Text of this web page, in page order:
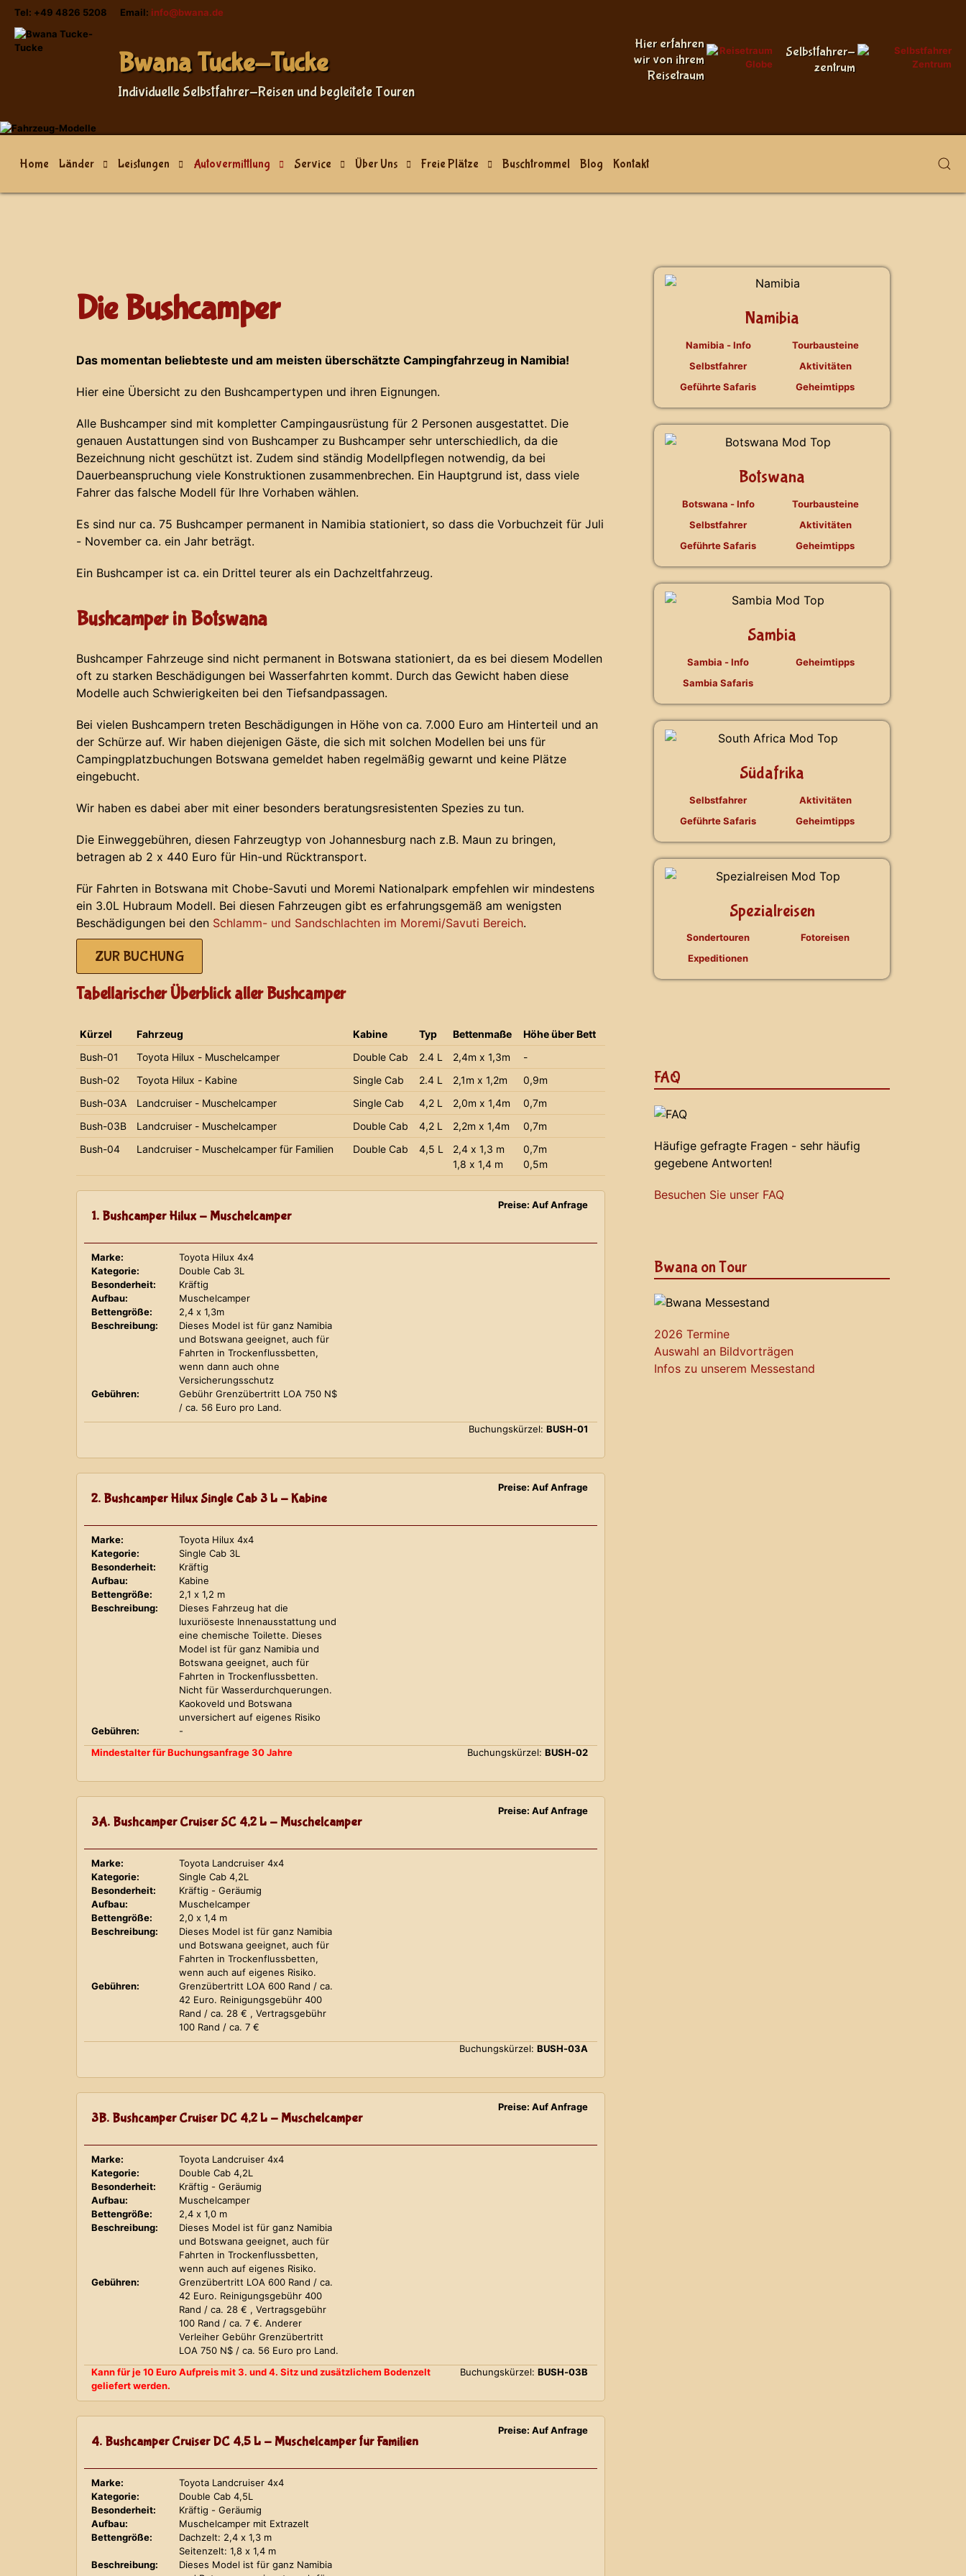
Tel: +49 4826 5208 Email: info@bwana.de
Bwana Tucke-Tucke
Individuelle Selbstfahrer-Reisen und begleitete Touren
Hier erfahren
wir von ihrem
Reisetraum
Selbstfahrer-
zentrum
Home Länder Leistungen Autovermittlung Service Über Uns Freie Plätze Buschtrommel Blog Kontakt
Die Bushcamper
Das momentan beliebteste und am meisten überschätzte Campingfahrzeug in Namibia!
Hier eine Übersicht zu den Bushcampertypen und ihren Eignungen.
Alle Bushcamper sind mit kompletter Campingausrüstung für 2 Personen ausgestattet. Die
genauen Austattungen sind von Bushcamper zu Bushcamper sehr unterschiedlich, da die
Bezeichnung nicht geschützt ist. Zudem sind ständig Modellpflegen notwendig, da bei
Dauerbeanspruchung viele Konstruktionen zusammenbrechen. Ein Hauptgrund ist, dass viele
Fahrer das falsche Modell für Ihre Vorhaben wählen.
Es sind nur ca. 75 Bushcamper permanent in Namibia stationiert, so dass die Vorbuchzeit für Juli
- November ca. ein Jahr beträgt.
Ein Bushcamper ist ca. ein Drittel teurer als ein Dachzeltfahrzeug.
Bushcamper in Botswana
Bushcamper Fahrzeuge sind nicht permanent in Botswana stationiert, da es bei diesem Modellen
oft zu starken Beschädigungen bei Wasserfahrten kommt. Durch das Gewicht haben diese
Modelle auch Schwierigkeiten bei den Tiefsandpassagen.
Bei vielen Bushcampern treten Beschädigungen in Höhe von ca. 7.000 Euro am Hinterteil und an
der Schürze auf. Wir haben diejenigen Gäste, die sich mit solchen Modellen bei uns für
Campingplatzbuchungen Botswana gemeldet haben regelmäßig gewarnt und keine Plätze
eingebucht.
Wir haben es dabei aber mit einer besonders beratungsresistenten Spezies zu tun.
Die Einweggebühren, diesen Fahrzeugtyp von Johannesburg nach z.B. Maun zu bringen,
betragen ab 2 x 440 Euro für Hin-und Rücktransport.
Für Fahrten in Botswana mit Chobe-Savuti und Moremi Nationalpark empfehlen wir mindestens
ein 3.0L Hubraum Modell. Bei diesen Fahrzeugen gibt es erfahrungsgemäß am wenigsten
Beschädigungen bei den Schlamm- und Sandschlachten im Moremi/Savuti Bereich.
ZUR BUCHUNG
Tabellarischer Überblick aller Bushcamper
Kürzel Fahrzeug Kabine Typ Bettenmaße
Höhe über Bett
Bush-01
Toyota Hilux - Muschelcamper Double Cab 2.4 L 2,4m x 1,3m
-
Bush-02
Toyota Hilux - Kabine Single Cab 2.4 L 2,1m x 1,2m
0,9m
Bush-03A
Landcruiser - Muschelcamper Single Cab 4,2 L 2,0m x 1,4m
0,7m
Bush-03B
Landcruiser - Muschelcamper Double Cab 4,2 L 2,2m x 1,4m
0,7m
Bush-04
Landcruiser - Muschelcamper für Familien Double Cab 4,5 L
2,4 x 1,3 m
1,8 x 1,4 m
0,7m
0,5m
1. Bushcamper Hilux - Muschelcamper
Preise: Auf Anfrage
Marke:
Toyota Hilux 4x4
Kategorie:
Double Cab 3L
Besonderheit:
Kräftig
Aufbau:
Muschelcamper
Bettengröße:
2,4 x 1,3m
Beschreibung:
Dieses Model ist für ganz Namibia
und Botswana geeignet, auch für
Fahrten in Trockenflussbetten,
wenn dann auch ohne
Versicherungsschutz
Gebühren:
Gebühr Grenzübertritt LOA 750 N$
/ ca. 56 Euro pro Land.
Buchungskürzel: BUSH-01
2. Bushcamper Hilux Single Cab 3 L - Kabine
Preise: Auf Anfrage
Marke:
Toyota Hilux 4x4
Kategorie:
Single Cab 3L
Besonderheit:
Kräftig
Aufbau:
Kabine
Bettengröße:
2,1 x 1,2 m
Beschreibung:
Dieses Fahrzeug hat die
luxuriöseste Innenausstattung und
eine chemische Toilette. Dieses
Model ist für ganz Namibia und
Botswana geeignet, auch für
Fahrten in Trockenflussbetten.
Nicht für Wasserdurchquerungen.
Kaokoveld und Botswana
unversichert auf eigenes Risiko
Gebühren:
-
Mindestalter für Buchungsanfrage 30 Jahre
Buchungskürzel: BUSH-02
3A. Bushcamper Cruiser SC 4,2 L - Muschelcamper
Preise: Auf Anfrage
Marke:
Toyota Landcruiser 4x4
Kategorie:
Single Cab 4,2L
Besonderheit:
Kräftig - Geräumig
Aufbau:
Muschelcamper
Bettengröße:
2,0 x 1,4 m
Beschreibung:
Dieses Model ist für ganz Namibia
und Botswana geeignet, auch für
Fahrten in Trockenflussbetten,
wenn auch auf eigenes Risiko.
Gebühren:
Grenzübertritt LOA 600 Rand / ca.
42 Euro. Reinigungsgebühr 400
Rand / ca. 28 € , Vertragsgebühr
100 Rand / ca. 7 €
Buchungskürzel: BUSH-03A
3B. Bushcamper Cruiser DC 4,2 L - Muschelcamper
Preise: Auf Anfrage
Marke:
Toyota Landcruiser 4x4
Kategorie:
Double Cab 4,2L
Besonderheit:
Kräftig - Geräumig
Aufbau:
Muschelcamper
Bettengröße:
2,4 x 1,0 m
Beschreibung:
Dieses Model ist für ganz Namibia
und Botswana geeignet, auch für
Fahrten in Trockenflussbetten,
wenn auch auf eigenes Risiko.
Gebühren:
Grenzübertritt LOA 600 Rand / ca.
42 Euro. Reinigungsgebühr 400
Rand / ca. 28 € , Vertragsgebühr
100 Rand / ca. 7 €. Anderer
Verleiher Gebühr Grenzübertritt
LOA 750 N$ / ca. 56 Euro pro Land.
Kann für je 10 Euro Aufpreis mit 3. und 4. Sitz und zusätzlichem Bodenzelt
geliefert werden.
Buchungskürzel: BUSH-03B
4. Bushcamper Cruiser DC 4,5 L - Muschelcamper für Familien
Preise: Auf Anfrage
Marke:
Toyota Landcruiser 4x4
Kategorie:
Double Cab 4,5L
Besonderheit:
Kräftig - Geräumig
Aufbau:
Muschelcamper mit Extrazelt
Bettengröße:
Dachzelt: 2,4 x 1,3 m
Seitenzelt: 1,8 x 1,4 m
Beschreibung:
Dieses Model ist für ganz Namibia
Namibia
Namibia - Info
Selbstfahrer
Geführte Safaris
Tourbausteine
Aktivitäten
Geheimtipps
Botswana
Botswana - Info
Selbstfahrer
Geführte Safaris
Tourbausteine
Aktivitäten
Geheimtipps
Sambia
Sambia - Info
Sambia Safaris
Geheimtipps
Südafrika
Selbstfahrer
Geführte Safaris
Aktivitäten
Geheimtipps
Spezialreisen
Sondertouren
Expeditionen
Fotoreisen
FAQ
Häufige gefragte Fragen - sehr häufig
gegebene Antworten!
Besuchen Sie unser FAQ
Bwana on Tour
2026 Termine
Auswahl an Bildvorträgen
Infos zu unserem Messestand